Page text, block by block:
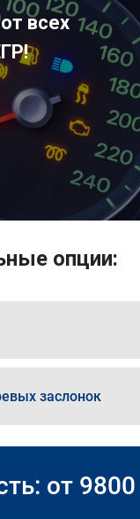
всех
опции:
заслонок
от 9800